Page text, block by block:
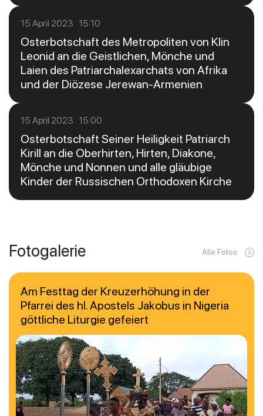
15 April 2023 15:10
Osterbotschaft des Metropoliten von Klin
Leonid an die Geistlichen, Mönche und
Laien des Patriarchalexarchats von Afrika
und der Diözese Jerewan-Armenien
15 April 2023 15:00
Osterbotschaft Seiner Heiligkeit Patriarch
Kirill an die Oberhirten, Hirten, Diakone,
Mönche und Nonnen und alle gläubige
Kinder der Russischen Orthodoxen Kirche
Fotogalerie Alle Fotos
Am Festtag der Kreuzerhöhung in der
Pfarrei des hl. Apostels Jakobus in Nigeria
göttliche Liturgie gefeiert